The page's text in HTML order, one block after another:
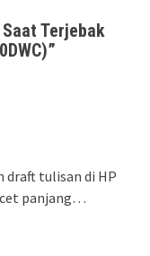
Terjebak
”
draft tulisan di HP
panjang…